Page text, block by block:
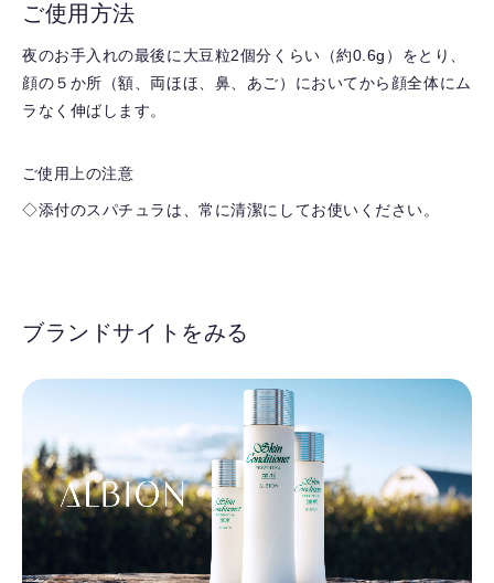
ご使用方法
夜のお手入れの最後に大豆粒2個分くらい（約0.6g）をとり、
顔の５か所（額、両ほほ、鼻、あご）においてから顔全体にム
ラなく伸ばします。
ご使用上の注意
◇添付のスパチュラは、常に清潔にしてお使いください。
ブランドサイトをみる